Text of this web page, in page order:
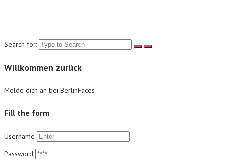
Search for:
Willkommen zurück
Melde dich an bei BerlinFaces
Fill the form
Username
Password